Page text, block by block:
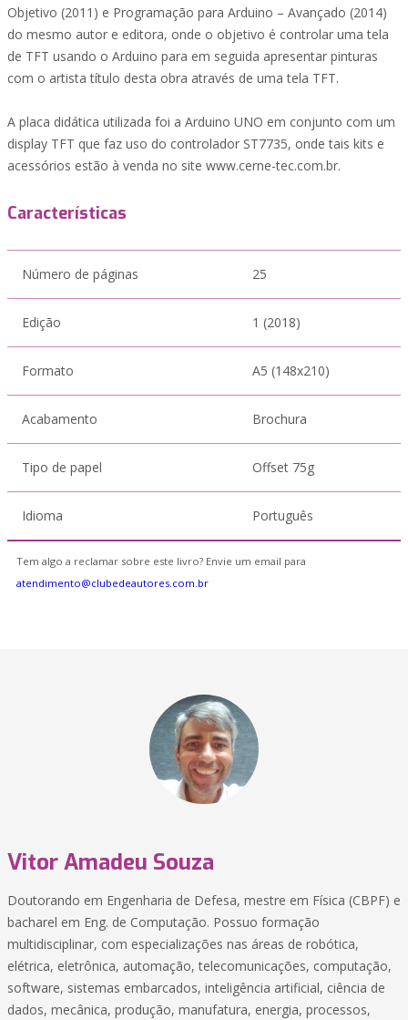
Objetivo (2011) e Programação para Arduino – Avançado (2014)
do mesmo autor e editora, onde o objetivo é controlar uma tela
de TFT usando o Arduino para em seguida apresentar pinturas
com o artista título desta obra através de uma tela TFT.
A placa didática utilizada foi a Arduino UNO em conjunto com um
display TFT que faz uso do controlador ST7735, onde tais kits e
acessórios estão à venda no site www.cerne-tec.com.br.
Características
Número de páginas 25
Edição 1 (2018)
Formato A5 (148x210)
Acabamento Brochura
Tipo de papel Offset 75g
Idioma Português
Tem algo a reclamar sobre este livro? Envie um email para
atendimento@clubedeautores.com.br
Vitor Amadeu Souza
Doutorando em Engenharia de Defesa, mestre em Física (CBPF) e
bacharel em Eng. de Computação. Possuo formação
multidisciplinar, com especializações nas áreas de robótica,
elétrica, eletrônica, automação, telecomunicações, computação,
software, sistemas embarcados, inteligência artificial, ciência de
dados, mecânica, produção, manufatura, energia, processos,